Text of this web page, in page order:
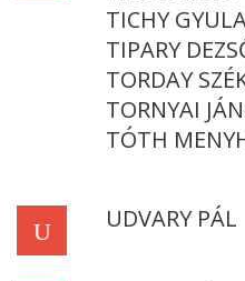
TICHY
TIPARY
TORDAY
TORNYAI
TÓTH
U UDVARY PÁL